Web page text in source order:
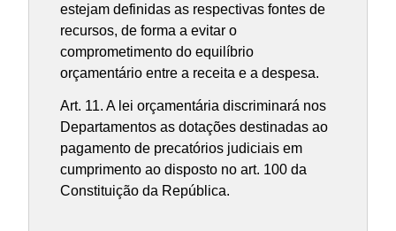
estejam definidas as respectivas fontes de
recursos, de forma a evitar o
comprometimento do equilíbrio
orçamentário entre a receita e a despesa.
Art. 11. A lei orçamentária discriminará nos
Departamentos as dotações destinadas ao
pagamento de precatórios judiciais em
cumprimento ao disposto no art. 100 da
Constituição da República.